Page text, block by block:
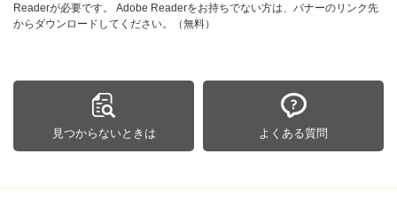
Readerが必要です。
Adobe Readerをお持ちでない方は、バナーのリンク先
からダウンロードしてください。（無料）
見つからないときは よくある質問